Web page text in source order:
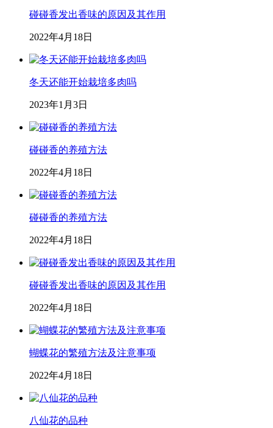
碰碰香发出香味的原因及其作用
2022年4月18日
冬天还能开始栽培多肉吗
2023年1月3日
碰碰香的养殖方法
2022年4月18日
碰碰香的养殖方法
2022年4月18日
碰碰香发出香味的原因及其作用
2022年4月18日
蝴蝶花的繁殖方法及注意事项
2022年4月18日
八仙花的品种